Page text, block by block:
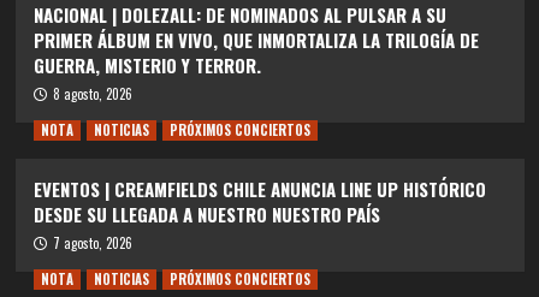
NACIONAL | DOLEZALL: DE NOMINADOS AL PULSAR A SU
PRIMER ÁLBUM EN VIVO, QUE INMORTALIZA LA TRILOGÍA DE
GUERRA, MISTERIO Y TERROR.
8 agosto, 2026
NOTA
NOTICIAS PRÓXIMOS CONCIERTOS
EVENTOS | CREAMFIELDS CHILE ANUNCIA LINE UP HISTÓRICO
DESDE SU LLEGADA A NUESTRO NUESTRO PAÍS
7 agosto, 2026
NOTA
NOTICIAS PRÓXIMOS CONCIERTOS